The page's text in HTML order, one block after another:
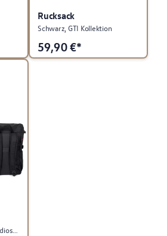
Rucksack
Schwarz, GTI Kollektion
59,90€*